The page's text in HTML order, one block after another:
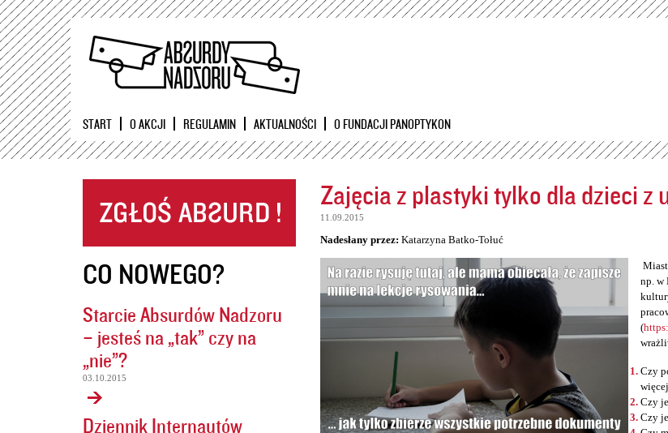
Przejdź
START O AKCJI REGULAMIN AKTUALNOŚCI O FUNDACJI PANOPTYKON
CO NOWEGO?
Starcie Absurdów Nadzoru
– jesteś na „tak” czy na
„nie”?
03.10.2015
Dziennik Internautów
Zajęcia z plastyki tylko dla dzieci z
11.09.2015
Nadesłany przez: Katarzyna Batko-Tołuć
np. w
(
Czy
Czy
Czy